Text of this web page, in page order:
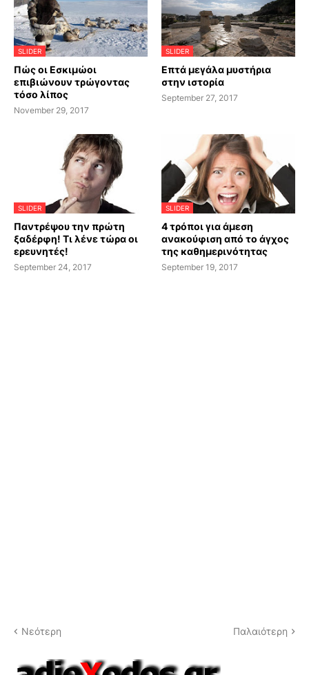
SLIDER
Πώς οι Εσκιμώοι
επιβιώνουν τρώγοντας
τόσο λίπος
November 29, 2017
SLIDER
Επτά μεγάλα μυστήρια
στην ιστορία
September 27, 2017
SLIDER
Παντρέψου την πρώτη
ξαδέρφη! Τι λένε τώρα οι
ερευνητές!
September 24, 2017
SLIDER
4 τρόποι για άμεση
ανακούφιση από το άγχος
της καθημερινότητας
September 19, 2017
Νεότερη Παλαιότερη